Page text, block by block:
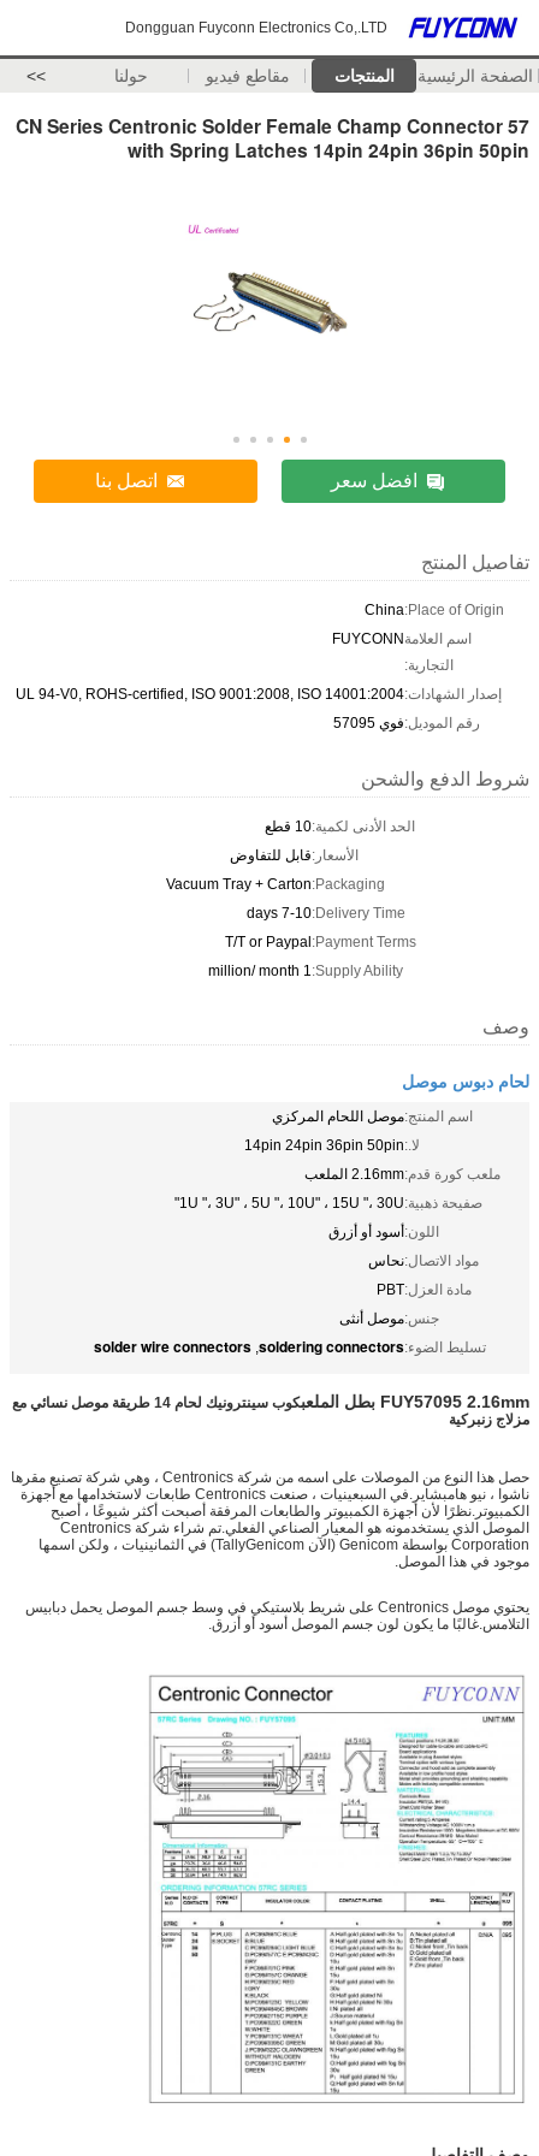
Dongguan Fuyconn Electronics Co,.LTD
الصفحة الرئيسية المنتجات مقاطع فيديو حولنا >>
57 CN Series Centronic Solder Female Champ Connector
with Spring Latches 14pin 24pin 36pin 50pin
افضل سعر اتصل بنا
تفاصيل المنتج
Place of Origin:
China
اسم العلامة
التجارية:
FUYCONN
إصدار الشهادات:UL 94-V0, ROHS-certified, ISO 9001:2008, ISO 14001:2004
رقم الموديل:فوي 57095
شروط الدفع والشحن
الحد الأدنى لكمية:10 قطع
الأسعار:قابل للتفاوض
Packaging:
Vacuum Tray + Carton
Delivery Time:
7-10 days
Payment Terms:
T/T or Paypal
Supply Ability:
1 million/ month
وصف
لحام دبوس موصل
اسم المنتج:موصل اللحام المركزي
لا.:14pin 24pin 36pin 50pin
ملعب كورة قدم:2.16mm الملعب
صفيحة ذهبية:1U "، 3U" ، 5U "، 10U" ، 15U "، 30U"
اللون:أسود أو أزرق
مواد الاتصال:نحاس
مادة العزل:PBT
جنس:موصل أنثى
تسليط الضوء:soldering connectors
,
solder wire connectors
FUY57095 2.16mm بطل الملعب
كوب سينترونيك لحام 14 طريقة موصل نسائي مع
مزلاج زنبركية
حصل هذا النوع من الموصلات على اسمه من شركة Centronics ، وهي شركة تصنيع مقرها
ناشوا ، نيو هامبشاير.في السبعينيات ، صنعت Centronics طابعات لاستخدامها مع أجهزة
الكمبيوتر.نظرًا لأن أجهزة الكمبيوتر والطابعات المرفقة أصبحت أكثر شيوعًا ، أصبح
الموصل الذي يستخدمونه هو المعيار الصناعي الفعلي.تم شراء شركة Centronics
Corporation بواسطة Genicom (الآن TallyGenicom) في الثمانينيات ، ولكن اسمها
موجود في هذا الموصل.
يحتوي موصل Centronics على شريط بلاستيكي في وسط جسم الموصل يحمل دبابيس
التلامس.غالبًا ما يكون لون جسم الموصل أسود أو أزرق.